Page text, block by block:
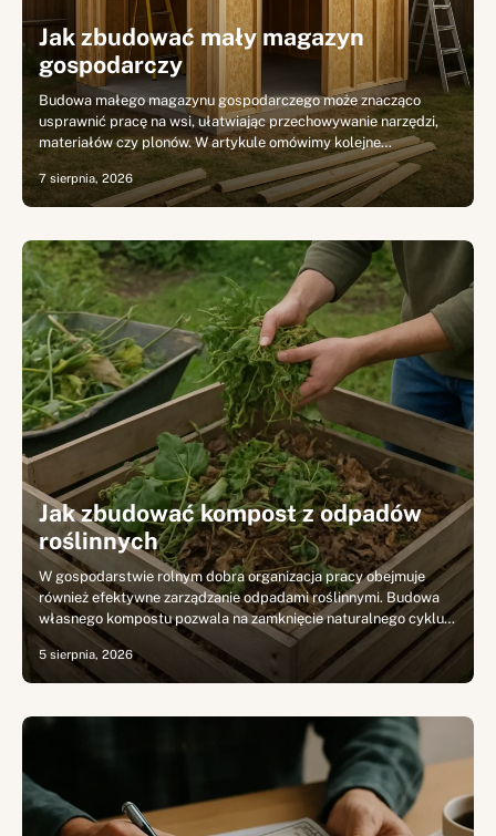
Jak zbudować mały magazyn
gospodarczy
Budowa małego magazynu gospodarczego może znacząco
usprawnić pracę na wsi, ułatwiając przechowywanie narzędzi,
materiałów czy plonów. W artykule omówimy kolejne…
7 sierpnia, 2026
Jak zbudować kompost z odpadów
roślinnych
W gospodarstwie rolnym dobra organizacja pracy obejmuje
również efektywne zarządzanie odpadami roślinnymi. Budowa
własnego kompostu pozwala na zamknięcie naturalnego cyklu…
5 sierpnia, 2026